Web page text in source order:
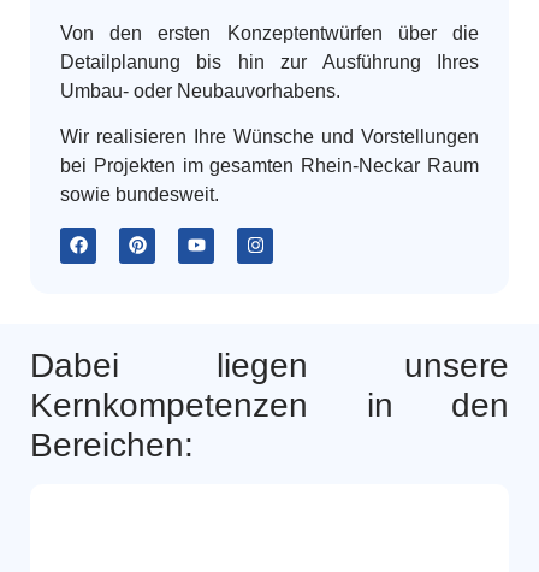
Von den ersten Konzeptentwürfen über die
Detailplanung bis hin zur Ausführung Ihres
Umbau- oder Neubauvorhabens.
Wir realisieren Ihre Wünsche und Vorstellungen
bei Projekten im gesamten Rhein-Neckar Raum
sowie bundesweit.
Dabei liegen unsere
Kernkompetenzen in den
Bereichen: